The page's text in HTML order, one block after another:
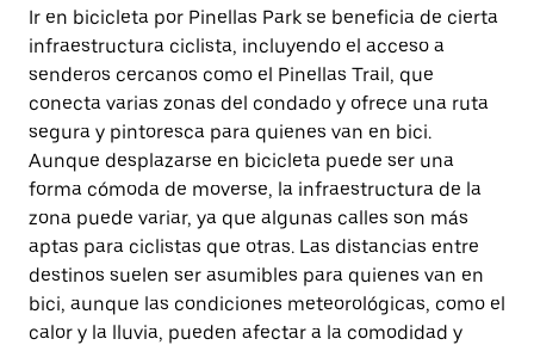
Ir en bicicleta por Pinellas Park se beneficia de cierta
infraestructura ciclista, incluyendo el acceso a
senderos cercanos como el Pinellas Trail, que
conecta varias zonas del condado y ofrece una ruta
segura y pintoresca para quienes van en bici.
Aunque desplazarse en bicicleta puede ser una
forma cómoda de moverse, la infraestructura de la
zona puede variar, ya que algunas calles son más
aptas para ciclistas que otras. Las distancias entre
destinos suelen ser asumibles para quienes van en
bici, aunque las condiciones meteorológicas, como el
calor y la lluvia, pueden afectar a la comodidad y